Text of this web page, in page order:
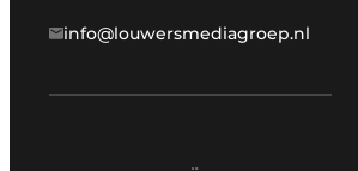
info@louwersmediagroep.nl